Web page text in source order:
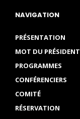
NAVIGATION
PRÉSENTATION
MOT DU PRÉSIDENT
PROGRAMMES
CONFÉRENCIERS
COMITÉ
RÉSERVATION